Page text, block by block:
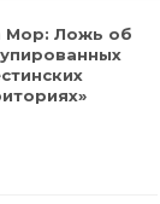
Мор: Ложь об